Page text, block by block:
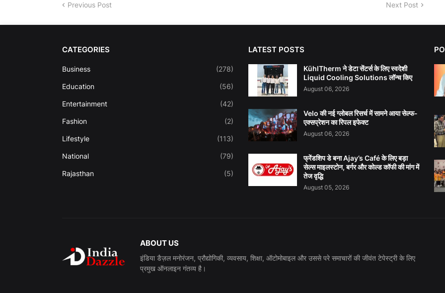
Previous Post Next Post
CATEGORIES
Business (278)
Education (56)
Entertainment (42)
Fashion (2)
Lifestyle (113)
National (79)
Rajasthan (5)
LATEST POSTS
KühlTherm ने डेटा सेंटर्स के लिए स्वदेशी
Liquid Cooling Solutions लॉन्च किए
August 06, 2026
Velo की नई ग्लोबल रिसर्च में सामने आया सेल्फ-
एक्सप्रेशन का रिपल इफेक्ट
August 06, 2026
फ्रेंडशिप डे बना Ajay’s Café के लिए बड़ा
सेल्स माइलस्टोन, बर्गर और कोल्ड कॉफी की मांग में
तेज वृद्धि
August 05, 2026
ABOUT US
इंडिया डैज़ल मनोरंजन, प्रौद्योगिकी, व्यवसाय, शिक्षा, ऑटोमोबाइल और उससे परे समाचारों की जीवंत टेपेस्ट्री के लिए
प्रमुख ऑनलाइन गंतव्य है।